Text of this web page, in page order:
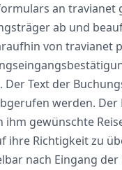
an travianet
ab und
von travianet
Text der
werden.
gewünschte
ihre Richtigkeit zu
nach Eingang